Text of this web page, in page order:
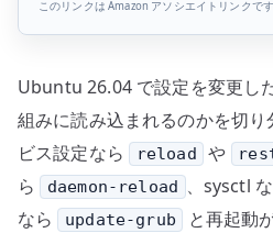
このリンクは Amazon アソシエイトリンクです
Ubuntu 26.04 で設定を変更し
組みに読み込まれるのかを切
ビス設定なら
reload や
ら
daemon-reload 、sysctl
なら
update-grub と再起動